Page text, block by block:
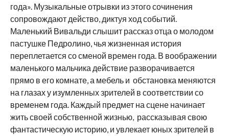
года». Музыкальные отрывки из этого сочинения
сопровождают действо, диктуя ход событий.
Маленький Вивальди слышит рассказ отца о молодом
пастушке Педролино, чья жизненная история
переплетается со сменой времен года. В воображении
маленького мальчика действие разворачивается
прямо в его комнате, а мебель и обстановка меняются
на глазах у изумленных зрителей в соответствии со
временем года. Каждый предмет на сцене начинает
жить своей собственной жизнью, рассказывая свою
фантастическую историю, и увлекает юных зрителей в